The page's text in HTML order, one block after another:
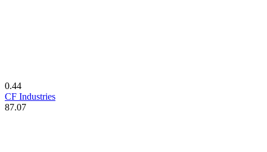
0.44
CF Industries
87.07